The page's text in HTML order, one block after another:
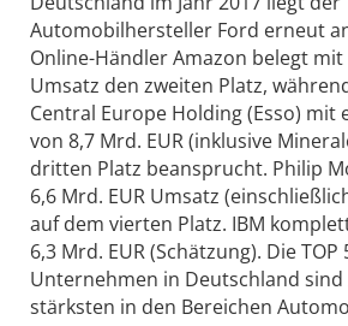
Automobilhersteller Ford erneut
Online-Händler Amazon belegt mit
Umsatz den zweiten Platz,
Central Europe Holding (Esso) mit
von 8,7 Mrd. EUR (inklusive
dritten Platz beansprucht. Philip
6,6 Mrd. EUR Umsatz
auf dem vierten Platz. IBM
6,3 Mrd. EUR (Schätzung). Die TOP
Unternehmen in Deutschland sind
stärksten in den Bereichen